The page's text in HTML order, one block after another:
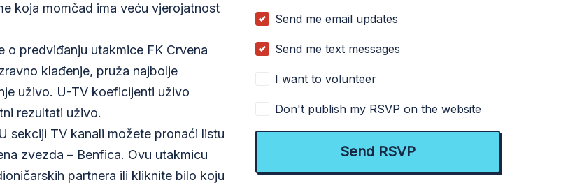
koja momčad ima veću vjerojatnost
predviđanju utakmice FK Crvena
klađenje, pruža najbolje
uživo. U-TV koeficijenti uživo
rezultati uživo.
sekciji TV kanali možete pronaći listu
zvezda – Benfica. Ovu utakmicu
partnera ili kliknite bilo koju
Send me email updates
Send me text messages
I want to volunteer
Don't publish my RSVP on the website